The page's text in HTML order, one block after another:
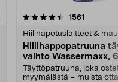
1561
Hiilihapotuslaitteet &
Hiilihappopatruuna
vaihto Wassermaxx,
Täyttöpatruuna, joka
myymälästä – muista
4.5viidestä